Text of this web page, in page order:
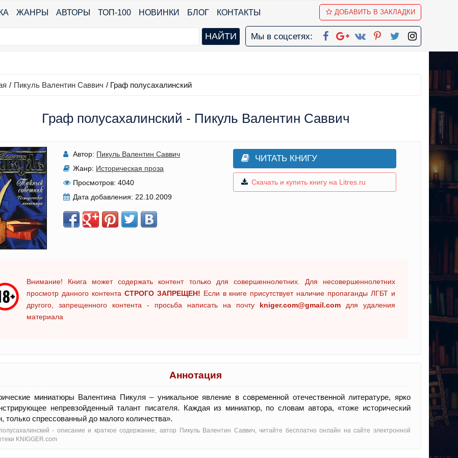
ЖАНРЫ АВТОРЫ ТОП-100 НОВИНКИ БЛОГ КОНТАКТЫ ДОБАВИТЬ В ЗАКЛАДКИ
Мы в соцсетях:
/ Пикуль Валентин Саввич / Граф полусахалинский
Граф полусахалинский - Пикуль Валентин Саввич
Автор: Пикуль Валентин Саввич
Жанр: Историческая проза
Просмотров: 4040
Дата добавления: 22.10.2009
ЧИТАТЬ КНИГУ
Скачать и купить книгу на Litres.ru
Внимание! Книга может содержать контент только для совершеннолетних. Для несовершеннолетних
просмотр данного контента СТРОГО ЗАПРЕЩЕН! Если в книге присутствует наличие пропаганды ЛГБТ и
другого, запрещенного контента - просьба написать на почту kniger.com@gmail.com для удаления
материала
Аннотация
миниатюры Валентина Пикуля – уникальное явление в современной отечественной литературе, ярко
непревзойденный талант писателя. Каждая из миниатюр, по словам автора, «тоже исторический
только спрессованный до малого количества».
- oписание и краткое содержание, автор Пикуль Валентин Саввич, читайте бесплатно онлайн на сайте электронной
KNIGGER.com